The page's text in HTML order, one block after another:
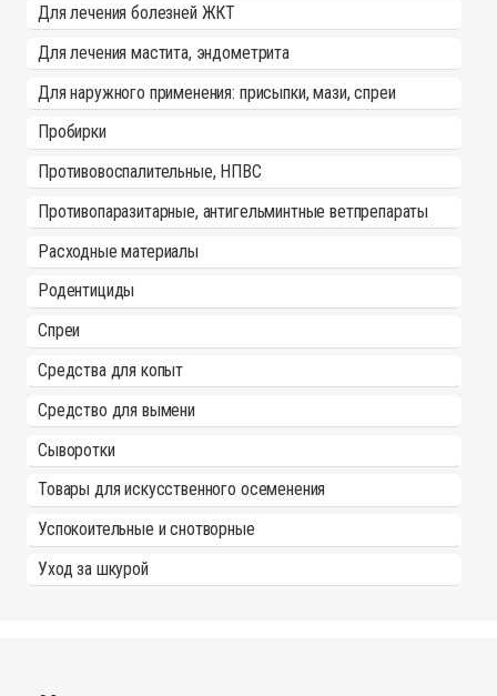
Для лечения болезней ЖКТ
Для лечения мастита, эндометрита
Для наружного применения: присыпки, мази, спреи
Пробирки
Противовоспалительные, НПВС
Противопаразитарные, антигельминтные ветпрепараты
Расходные материалы
Родентициды
Спреи
Средства для копыт
Средство для вымени
Сыворотки
Товары для искусственного осеменения
Успокоительные и снотворные
Уход за шкурой